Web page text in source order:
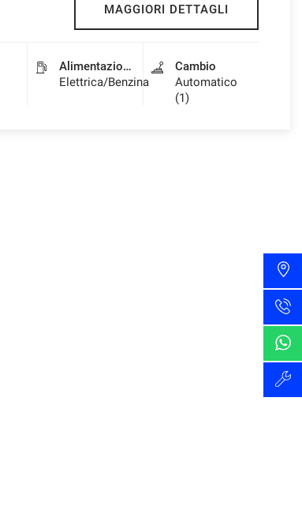
MAGGIORI DETTAGLI
Alimentazione
Elettrica/Benzina
Cambio
Automatico
(1)